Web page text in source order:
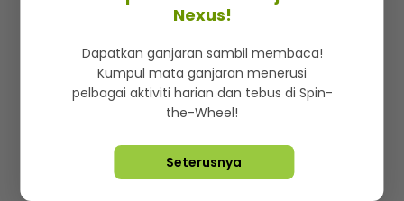
Iklan di SMG360
Terma & Syarat Dasar Privasi
Lebih hot, viral dan sensasi
Hakcipta Terpelihara ©2026. Star Media Group Berhad
Nexus!
Dapatkan ganjaran sambil membaca!
Kumpul mata ganjaran menerusi
pelbagai aktiviti harian dan tebus di Spin-
the-Wheel!
Seterusnya